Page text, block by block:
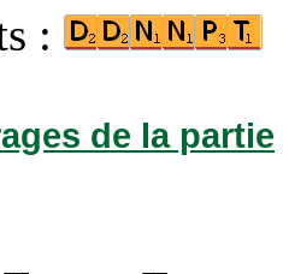
:
de la partie